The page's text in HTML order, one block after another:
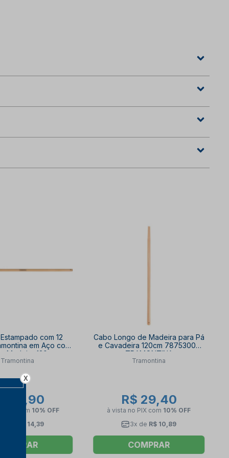
com 12
em Aço com
Madeira 120 cm
TRAMONTINA
Tramontina
25,90
com 10% OFF
R$ 14,39
COMPRAR
Cabo Longo de Madeira para Pá
e Cavadeira 120cm 78753002
TRAMONTINA
Tramontina
R$ 29,40
à vista no PIX com 10% OFF
3x de R$ 10,89
COMPRAR
X